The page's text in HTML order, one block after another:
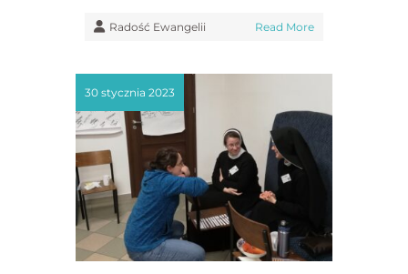
Radość Ewangelii Read More
30 stycznia 2023